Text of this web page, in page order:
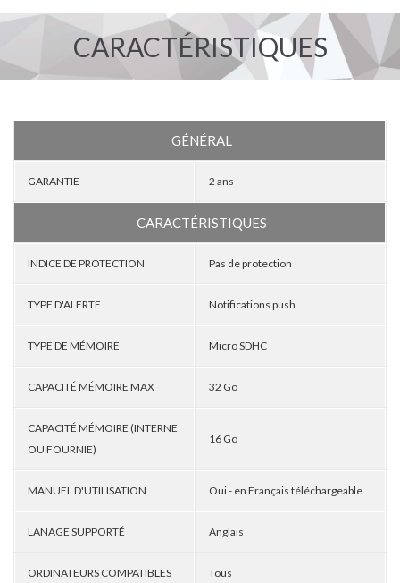
CARACTÉRISTIQUES
GÉNÉRAL
GARANTIE 2 ans
CARACTÉRISTIQUES
INDICE DE PROTECTION Pas de protection
TYPE D'ALERTE Notifications push
TYPE DE MÉMOIRE Micro SDHC
CAPACITÉ MÉMOIRE MAX 32 Go
CAPACITÉ MÉMOIRE (INTERNE
OU FOURNIE)
16 Go
MANUEL D'UTILISATION Oui - en Français téléchargeable
LANAGE SUPPORTÉ Anglais
ORDINATEURS COMPATIBLES Tous